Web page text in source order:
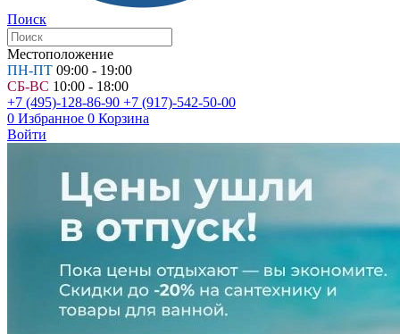
Поиск
Местоположение
ПН-ПТ 09:00 - 19:00
СБ-ВС 10:00 - 18:00
+7 (495)-128-86-90 +7 (917)-542-50-00
0 Избранное 0 Корзина
Войти